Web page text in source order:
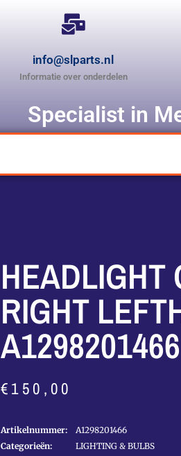
info@slparts.nl
Informatie over onderdelen
Specialist in
HEADLIGHT
RIGHT
A1298201466
€150,00
Artikelnummer:
A1298201466
Categorieën:
LIGHTING & BULBS